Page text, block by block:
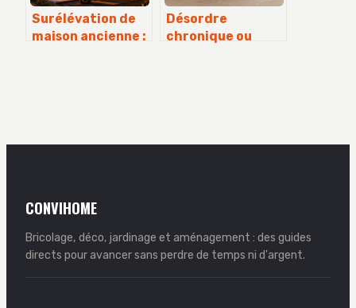
Surélévation de
maison ancienne :
projet
Désordre
chronique ou
transforme votre
CONVIHOME
Bricolage, déco, jardinage et aménagement : des guides
directs pour avancer sans perdre de temps ni d'argent.